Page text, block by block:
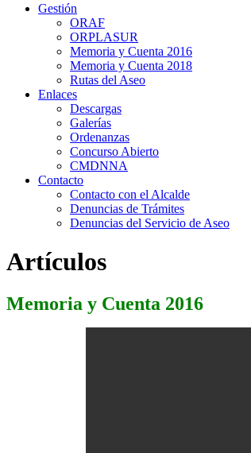
Gestión
ORAF
ORPLASUR
Memoria y Cuenta 2016
Memoria y Cuenta 2018
Rutas del Aseo
Enlaces
Descargas
Galerías
Ordenanzas
Concurso Abierto
CMDNNA
Contacto
Contacto con el Alcalde
Denuncias de Trámites
Denuncias del Servicio de Aseo
Artículos
Memoria y Cuenta 2016